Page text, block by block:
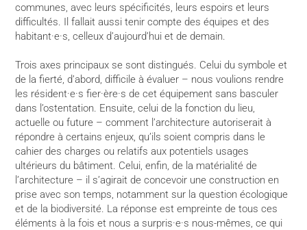
communes, avec leurs spécificités, leurs espoirs et leurs
difficultés. Il fallait aussi tenir compte des équipes et des
habitant·e·s, celleux d’aujourd’hui et de demain.
Trois axes principaux se sont distingués. Celui du symbole et
de la fierté, d’abord, difficile à évaluer – nous voulions rendre
les résident·e·s fier·ère·s de cet équipement sans basculer
dans l’ostentation. Ensuite, celui de la fonction du lieu,
actuelle ou future – comment l’architecture autoriserait à
répondre à certains enjeux, qu’ils soient compris dans le
cahier des charges ou relatifs aux potentiels usages
ultérieurs du bâtiment. Celui, enfin, de la matérialité de
l’architecture – il s’agirait de concevoir une construction en
prise avec son temps, notamment sur la question écologique
et de la biodiversité. La réponse est empreinte de tous ces
éléments à la fois et nous a surpris·e·s nous-mêmes, ce qui